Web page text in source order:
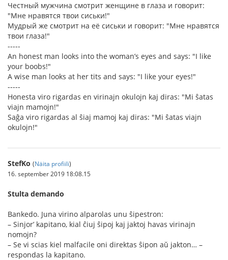
Честный мужчина смотрит женщине в глаза и говорит:
"Мне нравятся твои сиськи!"
Мудрый же смотрит на её сиськи и говорит: "Мне нравятся
твои глаза!"
-----
An honest man looks into the woman’s eyes and says: "I like
your boobs!"
A wise man looks at her tits and says: "I like your eyes!"
-----
Honesta viro rigardas en virinajn okulojn kaj diras: "Mi ŝatas
viajn mamojn!"
Saĝa viro rigardas al ŝiaj mamoj kaj diras: "Mi ŝatas viajn
okulojn!"
StefKo (Näita profiili)
16. september 2019 18:08.15
Stulta demando
Bankedo. Juna virino alparolas unu ŝipestron:
– Sinjor’ kapitano, kial ĉiuj ŝipoj kaj jaktoj havas virinajn
nomojn?
– Se vi scias kiel malfacile oni direktas ŝipon aŭ jakton… –
respondas la kapitano.